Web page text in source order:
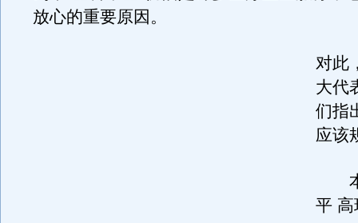
放心的重要原因。
对此
大代
们指
应该
本
平 高